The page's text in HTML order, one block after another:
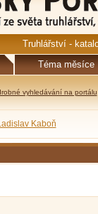
Truhlářství -
Téma měsíce
vyhledávání na portálu
Kaboň